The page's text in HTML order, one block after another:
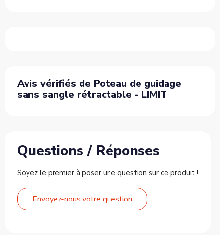
Avis vérifiés de Poteau de guidage
sans sangle rétractable - LIMIT
Questions / Réponses
Soyez le premier à poser une question sur ce produit !
Envoyez-nous votre question